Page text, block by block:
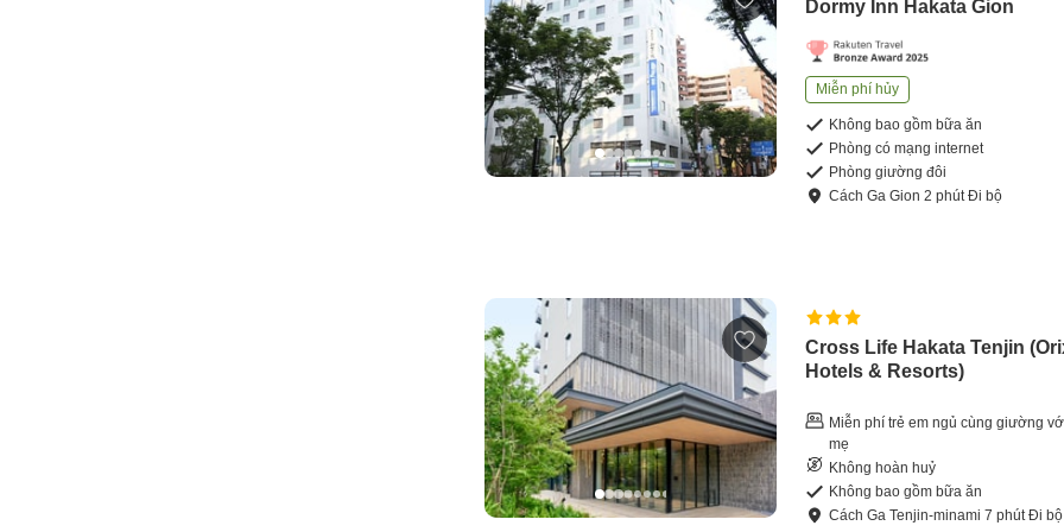
Dormy Inn Hakata Gion
Miễn phí hủy
Không bao gồm bữa ăn
Phòng có mạng internet
Phòng giường đôi
CáchGa Gion 2 phútĐi bộ
Cross Life Hakata Tenjin
Hotels & Resorts)
Miễn phí trẻ em ngủ cùng giường
mẹ
Không hoàn huỷ
Không bao gồm bữa ăn
CáchGa Tenjin-minami 7 phútĐi bộ